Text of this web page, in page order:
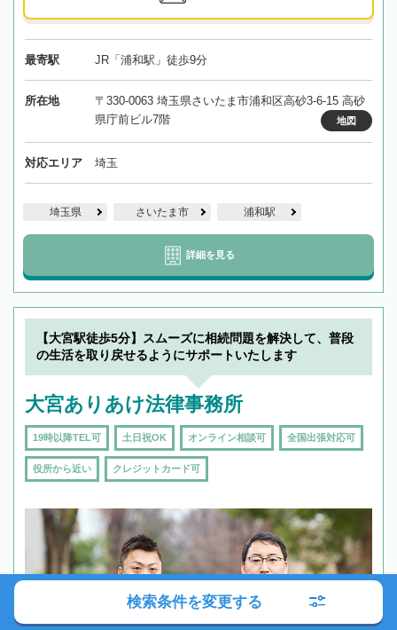
最寄駅 JR「浦和駅」徒歩9分
所在地
〒330-0063 埼玉県さいたま市浦和区高砂3-6-15 高砂
県庁前ビル7階
地図
対応エリア 埼玉
埼玉県 さいたま市 浦和駅
詳細を見る
【大宮駅徒歩5分】スムーズに相続問題を解決して、普段
の生活を取り戻せるようにサポートいたします
大宮ありあけ法律事務所
19時以降TEL可 土日祝OK オンライン相談可 全国出張対応可
役所から近い クレジットカード可
検索条件を変更する